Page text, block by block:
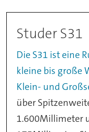
Studer S31
Die S31 ist eine
kleine bis große
Klein- und
über
1.600Millimeter